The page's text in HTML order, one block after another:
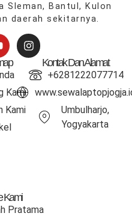
Sleman, Bantul , Kulon
daerah sekitarnya.
Kami
Kami
Kontak Dan Alamat
+6281222077714
Umbulharjo,
Yogyakarta
Kami
Pratama